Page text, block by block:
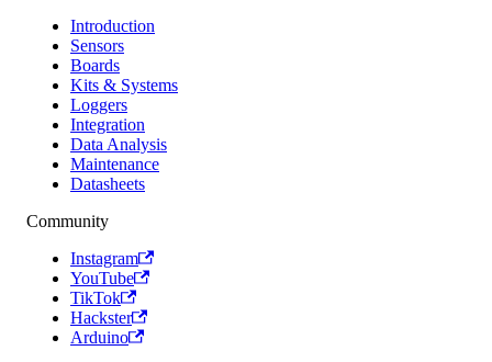
Introduction
Sensors
Boards
Kits & Systems
Loggers
Integration
Data Analysis
Maintenance
Datasheets
Community
Instagram
YouTube
TikTok
Hackster
Arduino